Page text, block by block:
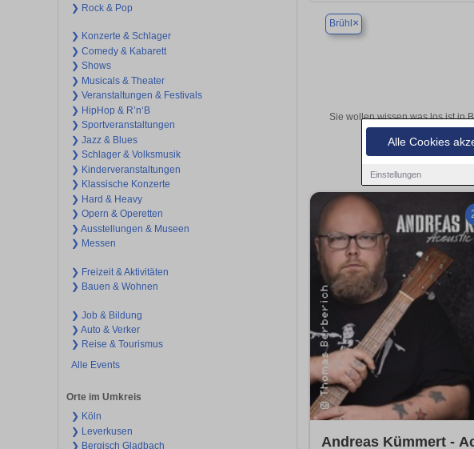
Alle Cookies
Einstellungen
❯ Rock & Pop
❯ Konzerte & Schlager
❯ Comedy & Kabarett
❯ Shows
❯ Musicals & Theater
❯ Veranstaltungen & Festivals
❯ HipHop & R’n‘B
❯ Sportveranstaltungen
❯ Jazz & Blues
❯ Schlager & Volksmusik
❯ Kinderveranstaltungen
❯ Klassische Konzerte
❯ Hard & Heavy
❯ Opern & Operetten
❯ Ausstellungen & Museen
❯ Messen
❯ Freizeit & Aktivitäten
❯ Bauen & Wohnen
❯ Job & Bildung
❯ Auto & Verker
❯ Reise & Tourismus
Alle Events
Orte im Umkreis
❯ Köln
❯ Leverkusen
❯ Bergisch Gladbach
Brühl ×
Sie wollen wissen was los ist in
Andreas Kümmert -